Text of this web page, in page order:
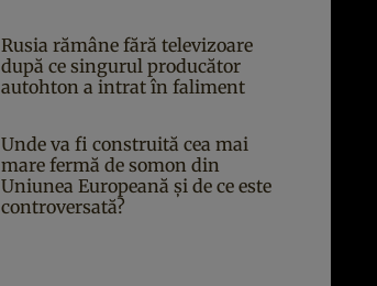
Rusia rămâne fără televizoare
după ce singurul producător
autohton a intrat în faliment
Unde va fi construită cea mai
mare fermă de somon din
Uniunea Europeană și de ce este
controversată?